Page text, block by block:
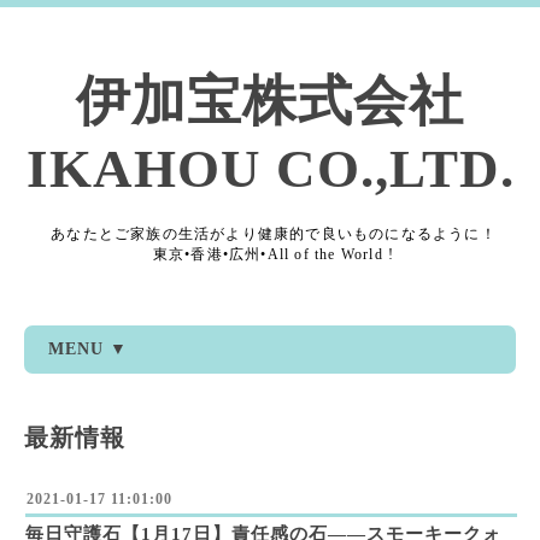
伊加宝株式会社
IKAHOU CO.,LTD.
あなたとご家族の生活がより健康的で良いものになるように！
東京•香港•広州•All of the World !
MENU ▼
最新情報
2021-01-17 11:01:00
毎日守護石【1月17日】責任感の石――スモーキークォ